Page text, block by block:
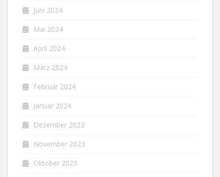
Juni 2024
Mai 2024
April 2024
März 2024
Februar 2024
Januar 2024
Dezember 2023
November 2023
Oktober 2023